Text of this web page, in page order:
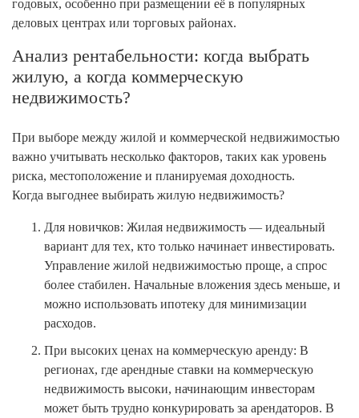
годовых, особенно при размещении её в популярных
деловых центрах или торговых районах.
Анализ рентабельности: когда выбрать
жилую, а когда коммерческую
недвижимость?
При выборе между жилой и коммерческой недвижимостью
важно учитывать несколько факторов, таких как уровень
риска, местоположение и планируемая доходность.
Когда выгоднее выбирать жилую недвижимость?
Для новичков: Жилая недвижимость — идеальный
вариант для тех, кто только начинает инвестировать.
Управление жилой недвижимостью проще, а спрос
более стабилен. Начальные вложения здесь меньше, и
можно использовать ипотеку для минимизации
расходов.
При высоких ценах на коммерческую аренду: В
регионах, где арендные ставки на коммерческую
недвижимость высоки, начинающим инвесторам
может быть трудно конкурировать за арендаторов. В